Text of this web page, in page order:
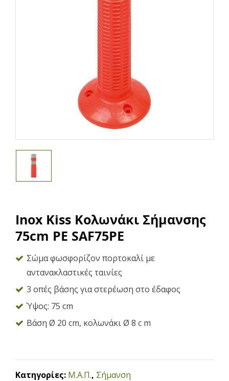
Inox Kiss Κολωνάκι Σήμανσης
75cm PE SAF75PE
Σώμα φωσφορίζον πορτοκαλί με
αντανακλαστικές ταινίες
3 οπές βάσης για στερέωση στο έδαφος
Ύψος: 75 cm
Βάση Ø 20 cm, κολωνάκι Ø 8 c m
Κατηγορίες: Μ.Α.Π., Σήμανση